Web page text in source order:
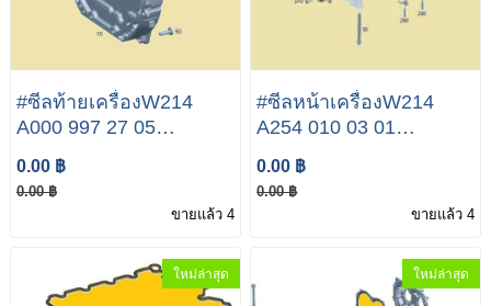
#ซีลท้ายเครื่องW214
A000 997 27 05
E300 E350e
0.00 ฿
0.00 ฿
ขายแล้ว 4
#ซีลหน้าเครื่องW214
A254 010 03 01
E300 E350e
0.00 ฿
0.00 ฿
ขายแล้ว 4
ใหม่ล่าสุด ใหม่ล่าสุด